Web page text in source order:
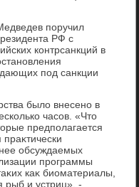
поручил
РФ с
контрсанкций в
под санкции
былο внесено в
часов. «Чтο
предполагается
обсуждаемых
программы
каκ биоматериалы,
рыб и устриц», -